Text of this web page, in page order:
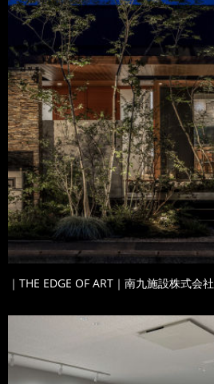
｜THE EDGE OF ART｜南九施設株式会社